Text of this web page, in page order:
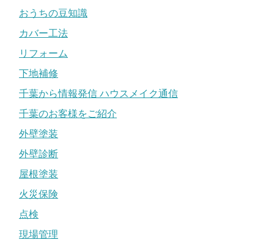
おうちの豆知識
カバー工法
リフォーム
下地補修
千葉から情報発信 ハウスメイク通信
千葉のお客様をご紹介
外壁塗装
外壁診断
屋根塗装
火災保険
点検
現場管理